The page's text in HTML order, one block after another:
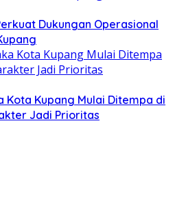
Dukungan Operasional
Kota Kupang Mulai Ditempa di
Jadi Prioritas